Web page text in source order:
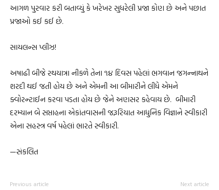
આગળ પુરવાર કરી બતાવ્યું કે ખરેખર સુધરેલી પ્રજા કોણ છે અને પછાત
પ્રજાઓ કઈ કઈ છે.
સાયલન્સ પ્લીઝ!
અષાઢી બીજે રથયાત્રા નીકળે તેના ૧૪ દિવસ પહેલાં ભગવાન જગન્નાથને
શરદી થઈ જતી હોય છે અને એમની આ બીમારીને લીધે એમને
ક્વોરન્ટાઈન કરવા પડતા હોય છે જેને અણસર કહેવાય છે. બીમારી
દરમ્યાન બે સપ્તાહના એકાંતવાસની જરૂરિયાત આધુનિક વિજ્ઞાને સ્વીકારી
એના સહસ્ત્ર વર્ષ પહેલાં ભારતે સ્વીકારી.
—સંકલિત
Previous article Next article